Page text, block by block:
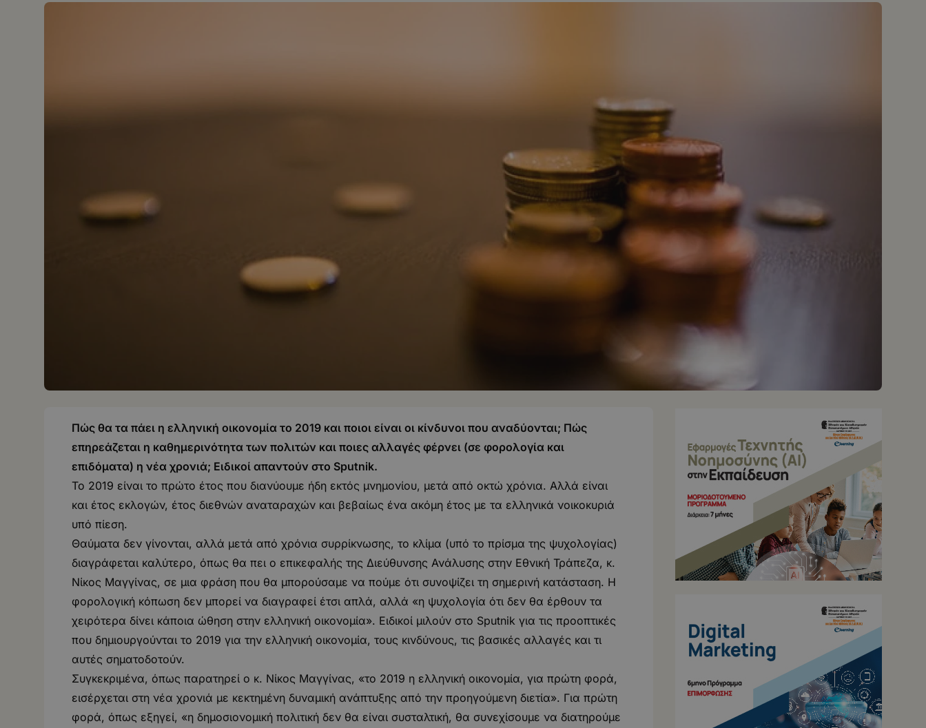
Πώς θα τα πάει η ελληνική οικονομία το 2019 και ποιοι είναι οι κίνδυνοι που αναδύονται; Πώς
επηρεάζεται η καθημερινότητα των πολιτών και ποιες αλλαγές φέρνει (σε φορολογία και
επιδόματα) η νέα χρονιά; Ειδικοί απαντούν στο Sputnik.
Το 2019 είναι το πρώτο έτος που διανύουμε ήδη εκτός μνημονίου, μετά από οκτώ χρόνια. Αλλά είναι
και έτος εκλογών, έτος διεθνών αναταραχών και βεβαίως ένα ακόμη έτος με τα ελληνικά νοικοκυριά
υπό πίεση.
Θαύματα δεν γίνονται, αλλά μετά από χρόνια συρρίκνωσης, το κλίμα (υπό το πρίσμα της ψυχολογίας)
διαγράφεται καλύτερο, όπως θα πει ο επικεφαλής της Διεύθυνσης Ανάλυσης στην Εθνική Τράπεζα, κ.
Νίκος Μαγγίνας, σε μια φράση που θα μπορούσαμε να πούμε ότι συνοψίζει τη σημερινή κατάσταση. Η
φορολογική κόπωση δεν μπορεί να διαγραφεί έτσι απλά, αλλά «η ψυχολογία ότι δεν θα έρθουν τα
χειρότερα δίνει κάποια ώθηση στην ελληνική οικονομία». Ειδικοί μιλούν στο Sputnik για τις προοπτικές
που δημιουργούνται το 2019 για την ελληνική οικονομία, τους κινδύνους, τις βασικές αλλαγές και τι
αυτές σηματοδοτούν.
Συγκεκριμένα, όπως παρατηρεί ο κ. Νίκος Μαγγίνας, «το 2019 η ελληνική οικονομία, για πρώτη φορά,
εισέρχεται στη νέα χρονιά με κεκτημένη δυναμική ανάπτυξης από την προηγούμενη διετία». Για πρώτη
φορά, όπως εξηγεί, «η δημοσιονομική πολιτική δεν θα είναι συσταλτική, θα συνεχίσουμε να διατηρούμε